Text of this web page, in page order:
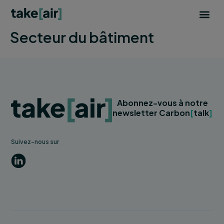
Secteur du bâtiment
Suivez-nous sur
LinkedIn
Abonnez-vous à notre
newsletter Carbon[talk]